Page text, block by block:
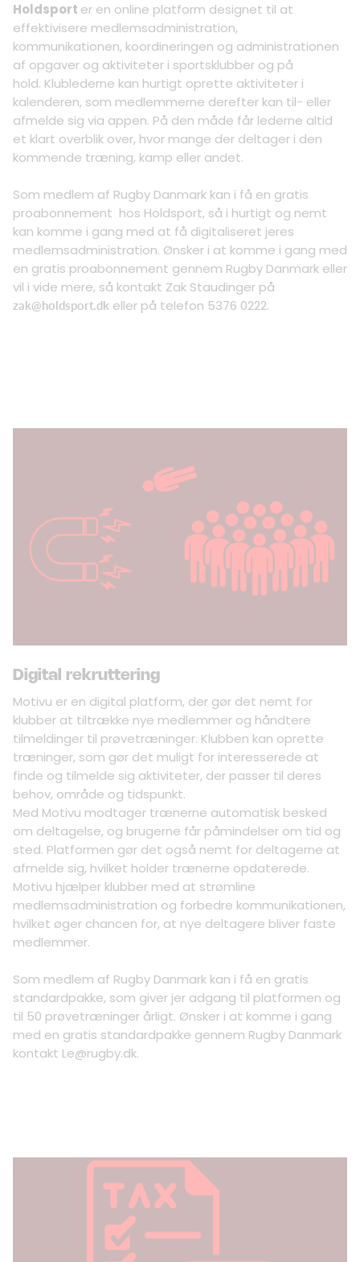
Holdsport er en online platform designet til at
effektivisere medlemsadministration,
kommunikationen, koordineringen og administrationen
af opgaver og aktiviteter i sportsklubber og på
hold. Klublederne kan hurtigt oprette aktiviteter i
kalenderen, som medlemmerne derefter kan til- eller
afmelde sig via appen. På den måde får lederne altid
et klart overblik over, hvor mange der deltager i den
kommende træning, kamp eller andet.
Som medlem af Rugby Danmark kan i få en gratis
proabonnement hos Holdsport, så i hurtigt og nemt
kan komme i gang med at få digitaliseret jeres
medlemsadministration. Ønsker i at komme i gang med
en gratis proabonnement gennem Rugby Danmark eller
vil i vide mere, så kontakt Zak Staudinger på
zak@holdsport.dk eller på telefon 5376 0222.
Digital rekruttering
Motivu er en digital platform, der gør det nemt for
klubber at tiltrække nye medlemmer og håndtere
tilmeldinger til prøvetræninger. Klubben kan oprette
træninger, som gør det muligt for interesserede at
finde og tilmelde sig aktiviteter, der passer til deres
behov, område og tidspunkt.
Med Motivu modtager trænerne automatisk besked
om deltagelse, og brugerne får påmindelser om tid og
sted. Platformen gør det også nemt for deltagerne at
afmelde sig, hvilket holder trænerne opdaterede.
Motivu hjælper klubber med at strømline
medlemsadministration og forbedre kommunikationen,
hvilket øger chancen for, at nye deltagere bliver faste
medlemmer.
Som medlem af Rugby Danmark kan i få en gratis
standardpakke, som giver jer adgang til platformen og
til 50 prøvetræninger årligt. Ønsker i at komme i gang
med en gratis standardpakke gennem Rugby Danmark
kontakt Le@rugby.dk.